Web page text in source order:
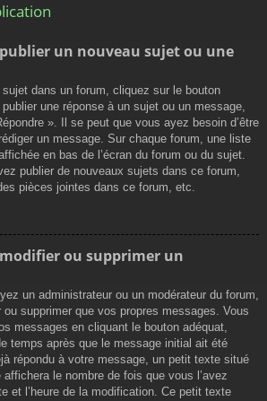
un nouveau sujet ou une
sujet dans un forum, cliquez sur le bouton
une réponse à un sujet ou un message,
». Il se peut que vous ayez besoin d’être
un message. Sur chaque forum, une liste
en bas de l’écran du forum ou du sujet.
publier de nouveaux sujets dans ce forum,
pièces jointes dans ce forum, etc.
ou supprimer un
un administrateur ou un modérateur du forum,
supprimer que vos propres messages. Vous
messages en cliquant le bouton adéquat,
temps après que le message initial ait été
répondu à votre message, un petit texte situé
le nombre de fois que vous l’avez
et l’heure de la modification. Ce petit texte